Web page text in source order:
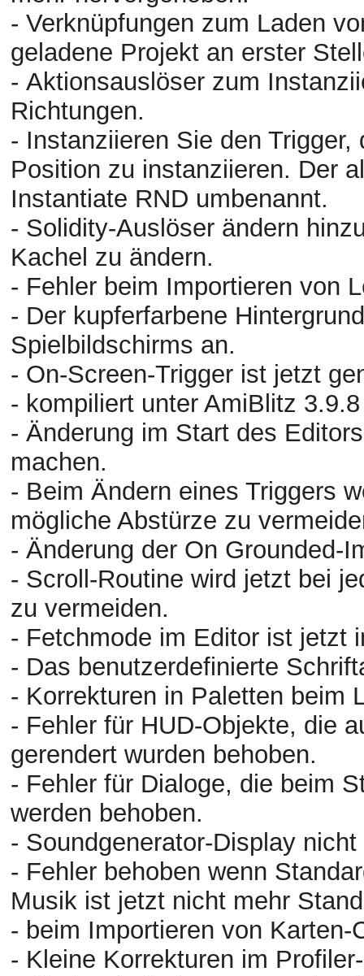
- Verknüpfungen zum Laden
geladene Projekt an erster
- Aktionsauslöser zum
Richtungen.
- Instanziieren Sie den
Position zu instanziieren. Der
Instantiate RND umbenannt.
- Solidity-Auslöser ändern
Kachel zu ändern.
- Fehler beim Importieren von
- Der kupferfarbene
Spielbildschirms an.
- On-Screen-Trigger ist jetzt
- kompiliert unter AmiBlitz 3.9.8
- Änderung im Start des
machen.
- Beim Ändern eines Triggers
mögliche Abstürze zu
- Änderung der On Grounded-
- Scroll-Routine wird jetzt bei
zu vermeiden.
- Fetchmode im Editor ist jetzt
- Das benutzerdefinierte
- Korrekturen in Paletten beim
- Fehler für HUD-Objekte, die
gerendert wurden behoben.
- Fehler für Dialoge, die beim
werden behoben.
- Soundgenerator-Display
- Fehler behoben wenn
Musik ist jetzt nicht mehr
- beim Importieren von
- Kleine Korrekturen im